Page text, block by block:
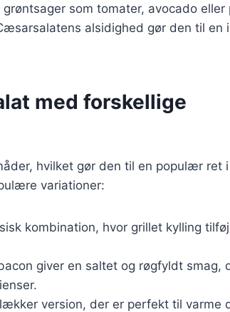
som tomater, avocado
alsidighed gør den til en
med forskellige
hvilket gør den til en populær ret
variationer:
kombination, hvor grillet kylling
giver en saltet og røgfyldt smag,
version, der er perfekt til varme